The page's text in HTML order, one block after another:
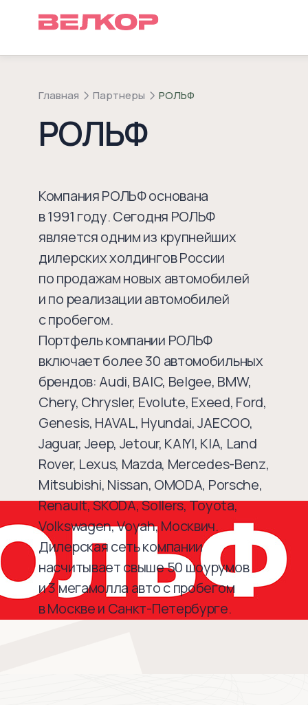
Главная Партнеры РОЛЬФ
РОЛЬФ
Компания РОЛЬФ основана
в 1991 году. Сегодня РОЛЬФ
является одним из крупнейших
дилерских холдингов России
по продажам новых автомобилей
и по реализации автомобилей
с пробегом.
Портфель компании РОЛЬФ
включает более 30 автомобильных
брендов: Audi, BAIC, Belgee, BMW,
Chery, Chrysler, Evolute, Exeed, Ford,
Genesis, HAVAL, Hyundai, JAECOO,
Jaguar, Jeep, Jetour, KAIYI, KIA, Land
Rover, Lexus, Mazda, Mercedes-Benz,
Mitsubishi, Nissan, OMODA, Porsche,
Renault, SKODA, Sollers, Toyota,
Volkswagen, Voyah, Москвич.
Дилерская сеть компании
насчитывает свыше 50 шоурумов
и 3 мегамолла авто с пробегом
в Москве и Санкт-Петербурге.